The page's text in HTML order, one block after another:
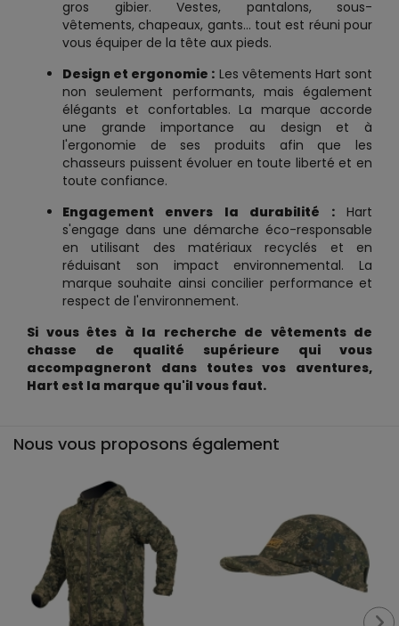
gros gibier. Vestes, pantalons, sous-
vêtements, chapeaux, gants... tout est réuni pour
vous équiper de la tête aux pieds.
Design et ergonomie : Les vêtements Hart sont
non seulement performants, mais également
élégants et confortables. La marque accorde
une grande importance au design et à
l'ergonomie de ses produits afin que les
chasseurs puissent évoluer en toute liberté et en
toute confiance.
Engagement envers la durabilité :Hart
s'engage dans une démarche éco-responsable
en utilisant des matériaux recyclés et en
réduisant son impact environnemental. La
marque souhaite ainsi concilier performance et
respect de l'environnement.
Si vous êtes à la recherche de vêtements de
chasse de qualité supérieure qui vous
accompagneront dans toutes vos aventures,
Hart est la marque qu'il vous faut.
Nous vous proposons également